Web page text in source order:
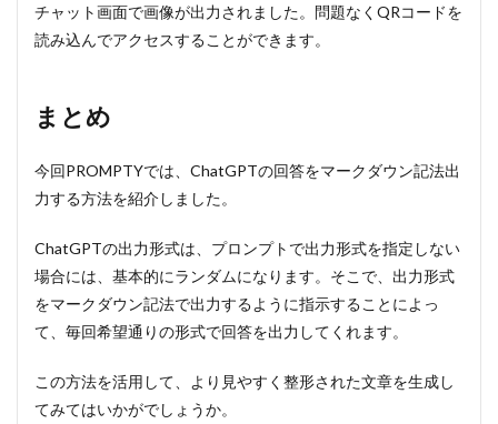
チャット画面で画像が出力されました。問題なくQRコードを
読み込んでアクセスすることができます。
まとめ
今回PROMPTYでは、ChatGPTの回答をマークダウン記法出
力する方法を紹介しました。
ChatGPTの出力形式は、プロンプトで出力形式を指定しない
場合には、基本的にランダムになります。そこで、出力形式
をマークダウン記法で出力するように指示することによっ
て、毎回希望通りの形式で回答を出力してくれます。
この方法を活用して、より見やすく整形された文章を生成し
てみてはいかがでしょうか。